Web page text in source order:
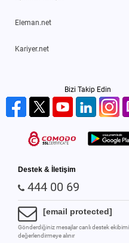
Eleman.net
Kariyer.net
Bizi Takip Edin
Destek & İletişim
444 00 69
[email protected]
Gönderdiğiniz mesajlar canlı destek
değerlendirmeye alınır